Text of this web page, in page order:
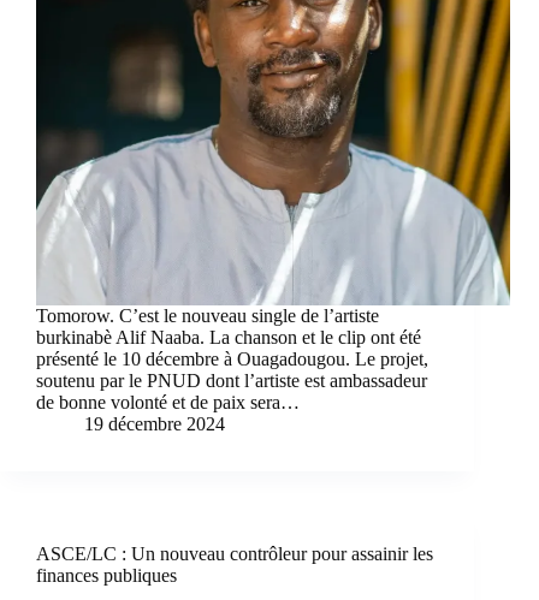
Tomorow. C’est le nouveau single de l’artiste
burkinabè Alif Naaba. La chanson et le clip ont été
présenté le 10 décembre à Ouagadougou. Le projet,
soutenu par le PNUD dont l’artiste est ambassadeur
de bonne volonté et de paix sera…
19 décembre 2024
ASCE/LC : Un nouveau contrôleur pour assainir les
finances publiques